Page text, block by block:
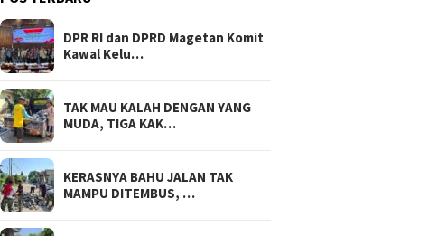
DPR RI dan DPRD Magetan Komit
Kawal Kelu…
TAK MAU KALAH DENGAN YANG
MUDA, TIGA KAK…
KERASNYA BAHU JALAN TAK
MAMPU DITEMBUS, …